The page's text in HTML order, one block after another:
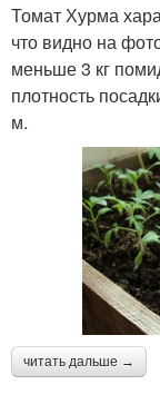
Томат Хурма
что видно на
меньше 3 кг
плотность
м.
читать дальше →